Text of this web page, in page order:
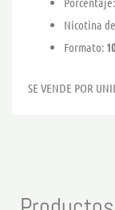
Nicotina
Formato:
SE VENDE POR